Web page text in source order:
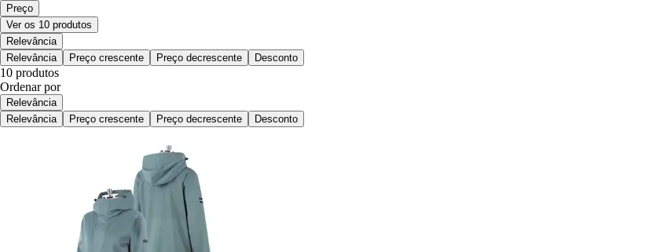
Preço
Ver os 10 produtos
Relevância
Relevância
Preço crescente Preço decrescente Desconto
10 produtos
Ordenar por
Relevância
Relevância
Preço crescente Preço decrescente Desconto